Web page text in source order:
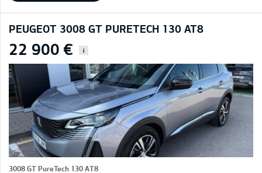
PEUGEOT 3008 GT PURETECH 130 AT8
22 900 € i
3008 GT PureTech 130 AT8